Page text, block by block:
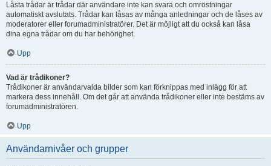
Låsta trådar är trådar där användare inte kan svara och omröstningar
automatiskt avslutats. Trådar kan låsas av många anledningar och de låses av
moderatorer eller forumadministratörer. Det är möjligt att du också kan låsa
dina egna trådar om du har behörighet.
Upp
Vad är trådikoner?
Trådikoner är användarvalda bilder som kan förknippas med inlägg för att
markera dess innehåll. Om det går att använda trådikoner eller inte bestäms av
forumadministratören.
Upp
Användarnivåer och grupper